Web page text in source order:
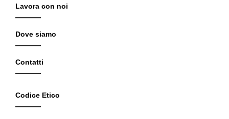
Lavora con noi
Dove siamo
Contatti
Codice Etico